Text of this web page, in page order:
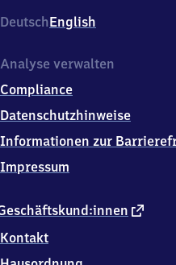
Naundorfer
Str.,
1
8
7
DeutschEnglish
externer
Kontakt
Analyse verwalten
Compliance
Datenschutzhinweise
Informationen zur
Impressum